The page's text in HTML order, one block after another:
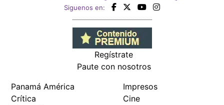
Siguenos en:
Regístrate
Paute con nosotros
Panamá América
Crítica
Impresos
Cine